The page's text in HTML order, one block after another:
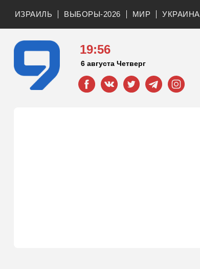
ИЗРАИЛЬ ВЫБОРЫ-2026 МИР УКРАИНА
19:56
6 августа Четверг